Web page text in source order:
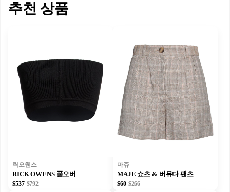
추천 상품
릭오웬스
RICK OWENS 풀오버
$537 $792
마쥬
MAJE 쇼츠 & 버뮤다 팬츠
$60 $266